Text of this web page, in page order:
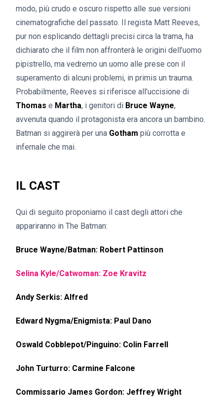
modo, più crudo e oscuro rispetto alle sue versioni
cinematografiche del passato. Il regista Matt Reeves,
pur non esplicando dettagli precisi circa la trama, ha
dichiarato che il film non affronterà le origini dell’uomo
pipistrello, ma vedremo un uomo alle prese con il
superamento di alcuni problemi, in primis un trauma.
Probabilmente, Reeves si riferisce all’uccisione di
Thomas e Martha, i genitori di Bruce Wayne,
avvenuta quando il protagonista era ancora un bambino.
Batman si aggirerà per una Gotham più corrotta e
infernale che mai.
IL CAST
Qui di seguito proponiamo il cast degli attori che
appariranno in The Batman:
Bruce Wayne/Batman: Robert Pattinson
Selina Kyle/Catwoman: Zoe Kravitz
Andy Serkis: Alfred
Edward Nygma/Enigmista: Paul Dano
Oswald Cobblepot/Pinguino: Colin Farrell
John Turturro: Carmine Falcone
Commissario James Gordon: Jeffrey Wright